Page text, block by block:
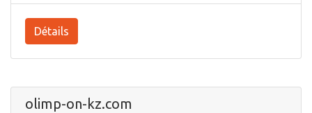
Détails
olimp-on-kz.com